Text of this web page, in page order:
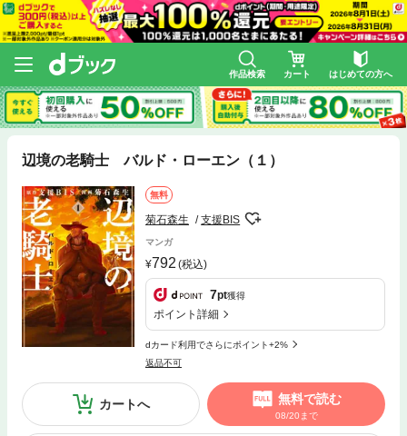
作品検索 カート はじめての方へ
辺境の老騎士 バルド・ローエン（１）
無料
菊石森生 支援BIS
マンガ
792 (税込)
7pt獲得
ポイント詳細
dカード利用でさらにポイント+2%
返品不可
カートへ 無料で読む
08/20まで